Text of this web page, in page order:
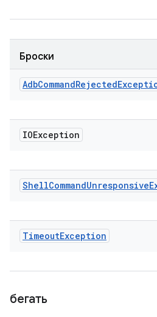
Броски
AdbCommandRejected
IOException
ShellCommandUnresponsive
TimeoutException
бегать